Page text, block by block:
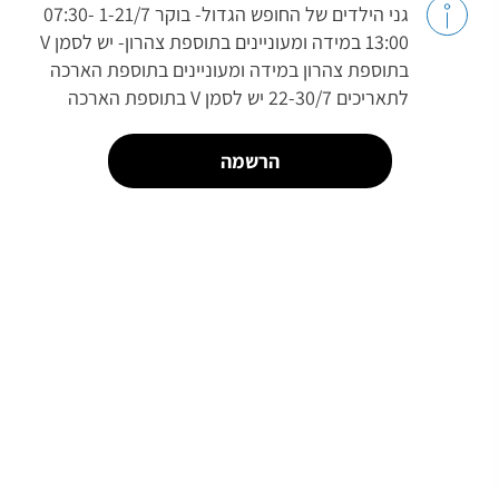
גני הילדים של החופש הגדול- בוקר 1-21/7 07:30-
13:00 במידה ומעוניינים בתוספת צהרון- יש לסמן V
בתוספת צהרון במידה ומעוניינים בתוספת הארכה
לתאריכים 22-30/7 יש לסמן V בתוספת הארכה
הרשמה